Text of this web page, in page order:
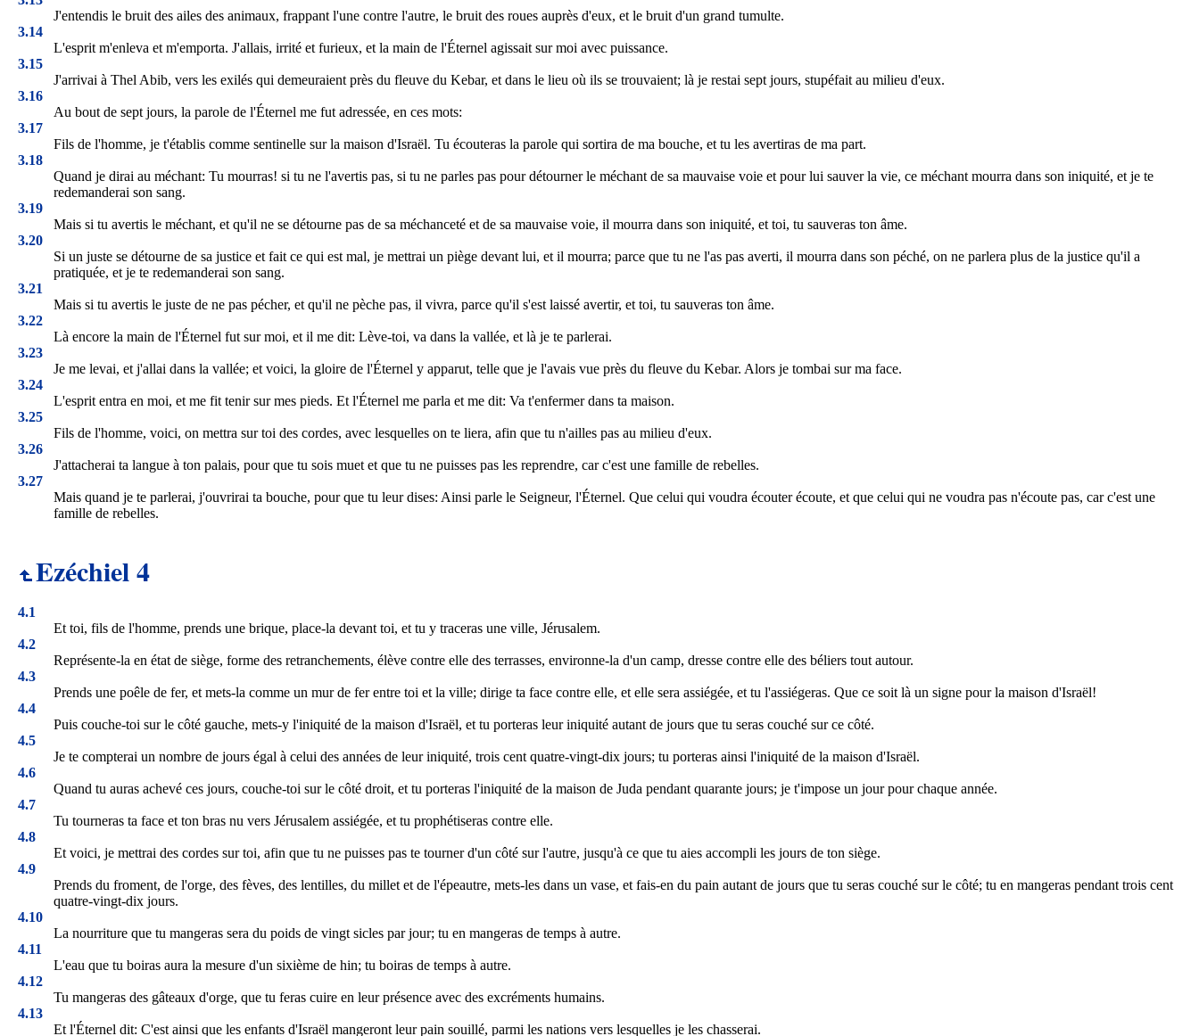
J'entendis le bruit des ailes des animaux, frappant l'une contre l'autre, le bruit des roues auprès d'eux, et le bruit d'un grand tumulte.
3.14
L'esprit m'enleva et m'emporta. J'allais, irrité et furieux, et la main de l'Éternel agissait sur moi avec puissance.
3.15
J'arrivai à Thel Abib, vers les exilés qui demeuraient près du fleuve du Kebar, et dans le lieu où ils se trouvaient; là je restai sept jours, stupéfait au milieu d'eux.
3.16
Au bout de sept jours, la parole de l'Éternel me fut adressée, en ces mots:
3.17
Fils de l'homme, je t'établis comme sentinelle sur la maison d'Israël. Tu écouteras la parole qui sortira de ma bouche, et tu les avertiras de ma part.
3.18
Quand je dirai au méchant: Tu mourras! si tu ne l'avertis pas, si tu ne parles pas pour détourner le méchant de sa mauvaise voie et pour lui sauver la vie, ce méchant mourra dans son iniquité, et je te
redemanderai son sang.
3.19
Mais si tu avertis le méchant, et qu'il ne se détourne pas de sa méchanceté et de sa mauvaise voie, il mourra dans son iniquité, et toi, tu sauveras ton âme.
3.20
Si un juste se détourne de sa justice et fait ce qui est mal, je mettrai un piège devant lui, et il mourra; parce que tu ne l'as pas averti, il mourra dans son péché, on ne parlera plus de la justice qu'il a
pratiquée, et je te redemanderai son sang.
3.21
Mais si tu avertis le juste de ne pas pécher, et qu'il ne pèche pas, il vivra, parce qu'il s'est laissé avertir, et toi, tu sauveras ton âme.
3.22
Là encore la main de l'Éternel fut sur moi, et il me dit: Lève-toi, va dans la vallée, et là je te parlerai.
3.23
Je me levai, et j'allai dans la vallée; et voici, la gloire de l'Éternel y apparut, telle que je l'avais vue près du fleuve du Kebar. Alors je tombai sur ma face.
3.24
L'esprit entra en moi, et me fit tenir sur mes pieds. Et l'Éternel me parla et me dit: Va t'enfermer dans ta maison.
3.25
Fils de l'homme, voici, on mettra sur toi des cordes, avec lesquelles on te liera, afin que tu n'ailles pas au milieu d'eux.
3.26
J'attacherai ta langue à ton palais, pour que tu sois muet et que tu ne puisses pas les reprendre, car c'est une famille de rebelles.
3.27
Mais quand je te parlerai, j'ouvrirai ta bouche, pour que tu leur dises: Ainsi parle le Seigneur, l'Éternel. Que celui qui voudra écouter écoute, et que celui qui ne voudra pas n'écoute pas, car c'est une
famille de rebelles.
Ezéchiel 4
4.1
Et toi, fils de l'homme, prends une brique, place-la devant toi, et tu y traceras une ville, Jérusalem.
4.2
Représente-la en état de siège, forme des retranchements, élève contre elle des terrasses, environne-la d'un camp, dresse contre elle des béliers tout autour.
4.3
Prends une poêle de fer, et mets-la comme un mur de fer entre toi et la ville; dirige ta face contre elle, et elle sera assiégée, et tu l'assiégeras. Que ce soit là un signe pour la maison d'Israël!
4.4
Puis couche-toi sur le côté gauche, mets-y l'iniquité de la maison d'Israël, et tu porteras leur iniquité autant de jours que tu seras couché sur ce côté.
4.5
Je te compterai un nombre de jours égal à celui des années de leur iniquité, trois cent quatre-vingt-dix jours; tu porteras ainsi l'iniquité de la maison d'Israël.
4.6
Quand tu auras achevé ces jours, couche-toi sur le côté droit, et tu porteras l'iniquité de la maison de Juda pendant quarante jours; je t'impose un jour pour chaque année.
4.7
Tu tourneras ta face et ton bras nu vers Jérusalem assiégée, et tu prophétiseras contre elle.
4.8
Et voici, je mettrai des cordes sur toi, afin que tu ne puisses pas te tourner d'un côté sur l'autre, jusqu'à ce que tu aies accompli les jours de ton siège.
4.9
Prends du froment, de l'orge, des fèves, des lentilles, du millet et de l'épeautre, mets-les dans un vase, et fais-en du pain autant de jours que tu seras couché sur le côté; tu en mangeras pendant trois cent
quatre-vingt-dix jours.
4.10
La nourriture que tu mangeras sera du poids de vingt sicles par jour; tu en mangeras de temps à autre.
4.11
L'eau que tu boiras aura la mesure d'un sixième de hin; tu boiras de temps à autre.
4.12
Tu mangeras des gâteaux d'orge, que tu feras cuire en leur présence avec des excréments humains.
4.13
Et l'Éternel dit: C'est ainsi que les enfants d'Israël mangeront leur pain souillé, parmi les nations vers lesquelles je les chasserai.